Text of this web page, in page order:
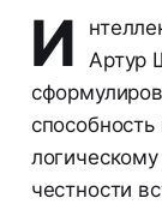
И
Артур
честности